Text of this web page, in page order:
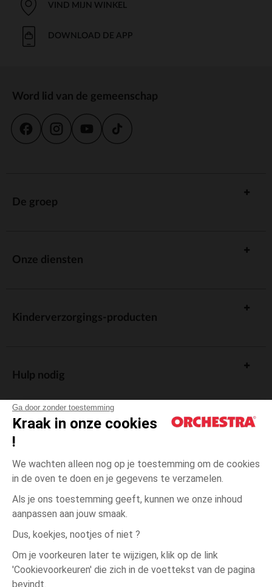
Ga door zonder toestemming
Kraak in onze cookies
!
We wachten alleen nog op je toestemming om de cookies
in de oven te doen en je gegevens te verzamelen.
Als je ons toestemming geeft, kunnen we onze inhoud
aanpassen aan jouw smaak.
Dus, koekjes, nootjes of niet ?
Om je voorkeuren later te wijzigen, klik op de link
'Cookievoorkeuren' die zich in de voettekst van de pagina
bevindt.
Blauw Blauw
3
VIND MIJN WINKEL
DOWNLOAD DE APP
Word lid van de gemeenschap
De groep
Onze diensten
Kinderverzorgings-producten
Hulp nodig
Algemene verkoopsvoorwaarden
Wettelijke bepalingen
Persoonsgegevens